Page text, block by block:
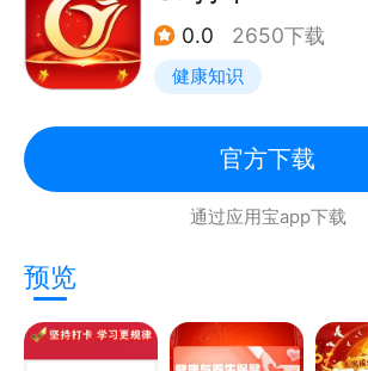
0.0 2650下载
健康知识
官方下载
通过应用宝app下载
预览